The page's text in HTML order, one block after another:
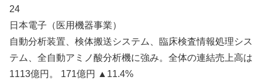
24
日本電子（医用機器事業）
自動分析装置、検体搬送システム、臨床検査情報処理シス
テム、全自動アミノ酸分析機に強み。全体の連結売上高は
1113億円。 171億円 ▲11.4%